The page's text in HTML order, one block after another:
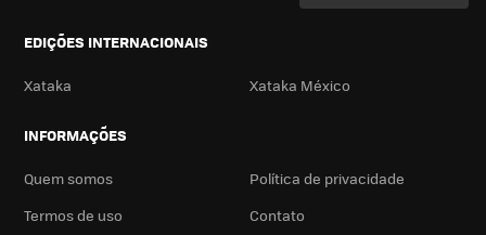
EDIÇÕES INTERNACIONAIS
Xataka Xataka México
INFORMAÇÕES
Quem somos
Política de privacidade
Termos de uso
Contato